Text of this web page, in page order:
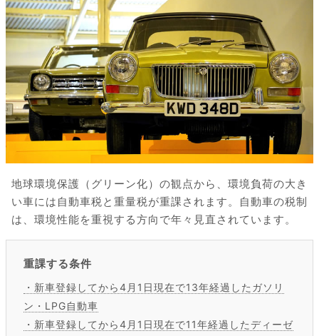
地球環境保護（グリーン化）の観点から、環境負荷の大き
い車には自動車税と重量税が重課されます。自動車の税制
は、環境性能を重視する方向で年々見直されています。
重課する条件
・新車登録してから4月1日現在で13年経過したガソリ
ン・LPG自動車
・新車登録してから4月1日現在で11年経過したディーゼ